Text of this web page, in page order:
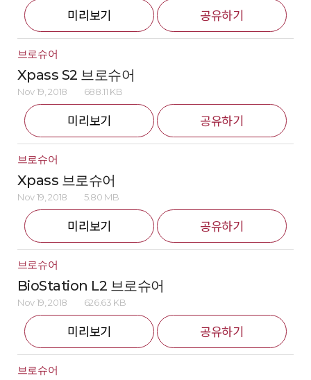
미리보기 공유하기
브로슈어
Xpass S2 브로슈어
Nov 19, 2018 688.11 KB
미리보기 공유하기
브로슈어
Xpass 브로슈어
Nov 19, 2018 5.80 MB
미리보기 공유하기
브로슈어
BioStation L2 브로슈어
Nov 19, 2018 626.63 KB
미리보기 공유하기
브로슈어